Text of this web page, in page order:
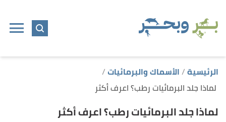
الرئيسية الأسماك والبرمائيات
لماذا جلد البرمائيات رطب؟ اعرف أكثر
لماذا جلد البرمائيات رطب؟ اعرف أكثر